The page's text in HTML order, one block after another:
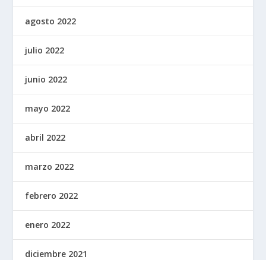
agosto 2022
julio 2022
junio 2022
mayo 2022
abril 2022
marzo 2022
febrero 2022
enero 2022
diciembre 2021